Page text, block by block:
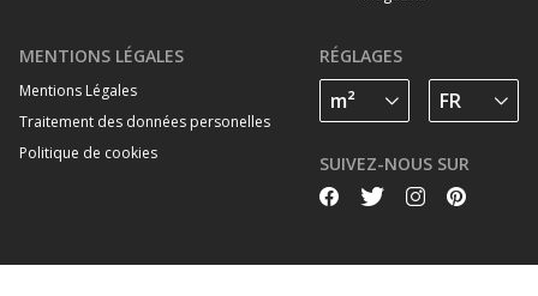
MENTIONS LÉGALES
Mentions Légales
Traitement des données personelles
Politique de cookies
RÉGLAGES
SUIVEZ-NOUS SUR